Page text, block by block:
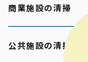
商業施設の清掃
公共施設の清掃